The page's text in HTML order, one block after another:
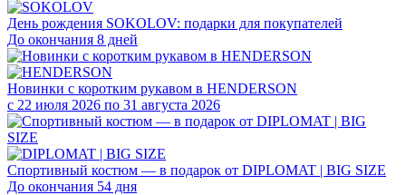
День рождения SOKOLOV: подарки для покупателей
До окончания 8 дней
Новинки с коротким рукавом в HENDERSON
с 22 июля 2026 по 31 августа 2026
Спортивный костюм — в подарок от DIPLOMAT | BIG SIZE
До окончания 54 дня